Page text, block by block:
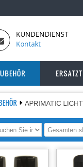
KUNDENDIENST
Kontakt
APRIMATIC